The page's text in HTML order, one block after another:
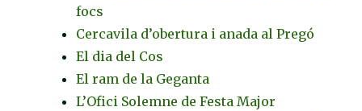
focs
Cercavila d’obertura i anada al Pregó
El dia del Cos
El ram de la Geganta
L’Ofici Solemne de Festa Major